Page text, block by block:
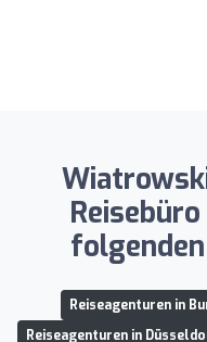
Reiseagenturen in
Reiseagenturen in